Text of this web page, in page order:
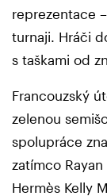
reprezentace
turnaji. Hráči
s taškami od
Francouzský
zelenou
spolupráce
zatímco
Hermès Kelly